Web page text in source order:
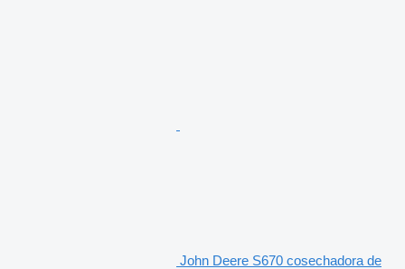
John Deere S670 cosechadora de